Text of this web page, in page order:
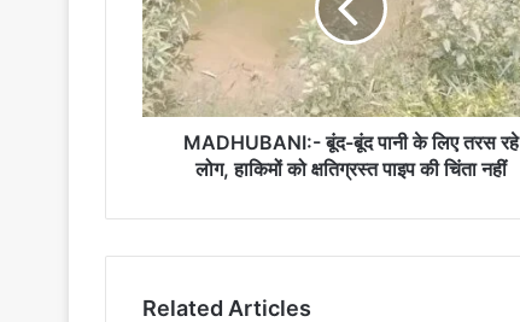
के
लिए
तरस
रहे
लोग,
पाइप
MADHUBANI:- बूंद-बूंद पानी के लिए तरस रहे
लोग, हाकिमों को क्षतिग्रस्त पाइप की चिंता नहीं
Related Articles